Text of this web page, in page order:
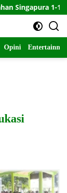
1-1 10
Opini